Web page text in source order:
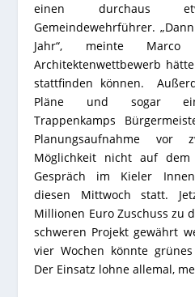
einen durchaus
Gemeindewehrführer.
Jahr“, meinte
Architektenwettbewerb
stattfinden können.
Pläne und sogar
Trappenkamps
Planungsaufnahme
Möglichkeit nicht auf dem
Gespräch im Kieler
diesen Mittwoch statt.
Millionen Euro Zuschuss zu
schweren Projekt gewährt
vier Wochen könnte
Der Einsatz lohne allemal,